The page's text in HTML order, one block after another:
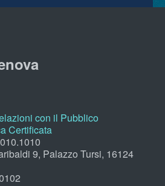
con il Pubblico
Certificata
9, Palazzo Tursi, 16124